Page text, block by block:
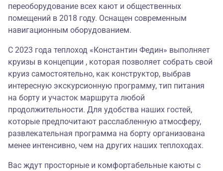
переоборудование всех кают и общественных
помещений в 2018 году. Оснащен современным
навигационным оборудованием.
С 2023 года теплоход «Константин Федин» выполняет
круизы в концепции , которая позволяет собрать свой
круиз самостоятельно, как конструктор, выбрав
интересную экскурсионную программу, тип питания
на борту и участок маршрута любой
продолжительности. Для удобства наших гостей,
которые предпочитают расслабленную атмосферу,
развлекательная программа на борту организована
менее интенсивно, чем на других наших теплоходах.
Вас ждут просторные и комфортабельные каюты с